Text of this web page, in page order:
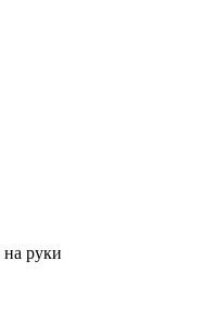
на руки